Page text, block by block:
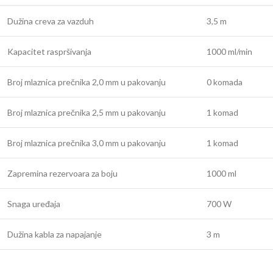
Dužina creva za vazduh 3,5 m
Kapacitet raspršivanja 1000 ml/min
Broj mlaznica prečnika 2,0 mm u pakovanju 0 komada
Broj mlaznica prečnika 2,5 mm u pakovanju 1 komad
Broj mlaznica prečnika 3,0 mm u pakovanju 1 komad
Zapremina rezervoara za boju 1000 ml
Snaga uređaja 700 W
Dužina kabla za napajanje 3 m